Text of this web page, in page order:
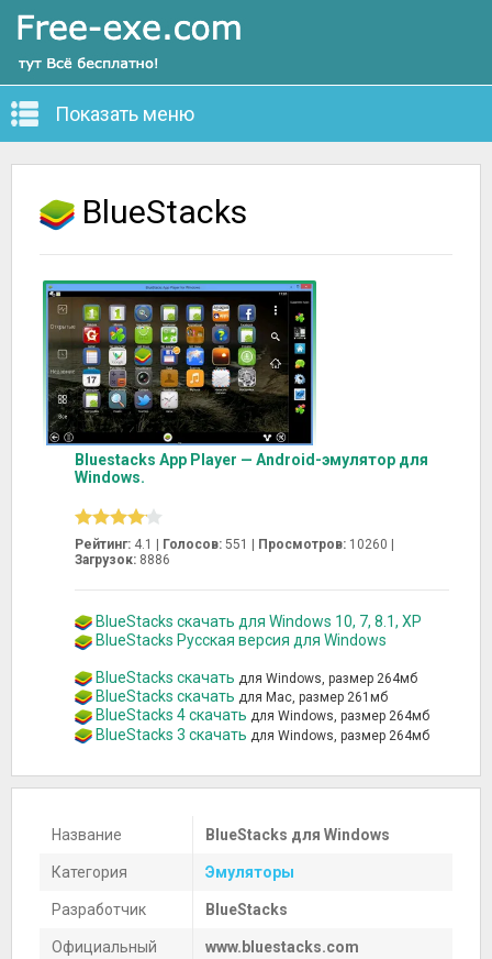
Показать меню
BlueStacks
Bluestacks App Player — Android-эмулятор для
Windows.
Рейтинг: 4.1 | Голосов: 551 Просмотров: 10260 |
Загрузок: 8886
BlueStacks скачать для Windows 10, 7, 8.1, XP
BlueStacks Русская версия для Windows
BlueStacks скачать для Windows, размер 264мб
BlueStacks скачать для Mac, размер 261мб
BlueStacks 4 скачать для Windows, размер 264мб
BlueStacks 3 скачать для Windows, размер 264мб
Название BlueStacks для Windows
Категория Эмуляторы
Разработчик BlueStacks
Официальный
www.bluestacks.com